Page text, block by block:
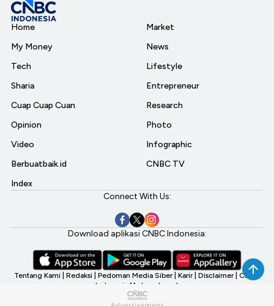
Home
My Money
Tech
Sharia
Cuap Cuap Cuan
Opinion
Video
Berbuatbaik.id
Index
Market
News
Lifestyle
Entrepreneur
Research
Photo
Infographic
CNBC TV
Connect With Us:
Download aplikasi CNBC Indonesia:
Tentang Kami Redaksi Pedoman Media Siber Karir Disclaimer CNBC
Indonesia My Investment
©2026 CNBC Indonesia, A Transmedia Company